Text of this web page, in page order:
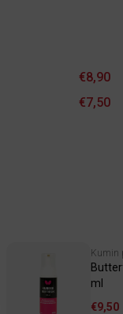
€8,90
€7,50
Kumin
ml
€9,50